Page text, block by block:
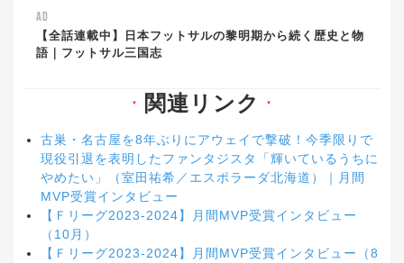
AD
【全話連載中】日本フットサルの黎明期から続く歴史と物
語｜フットサル三国志
▼ 関連リンク ▼
古巣・名古屋を8年ぶりにアウェイで撃破！今季限りで
現役引退を表明したファンタジスタ「輝いているうちに
やめたい」（室田祐希／エスポラーダ北海道）｜月間
MVP受賞インタビュー
【Ｆリーグ2023-2024】月間MVP受賞インタビュー
（10月）
【Ｆリーグ2023-2024】月間MVP受賞インタビュー（8